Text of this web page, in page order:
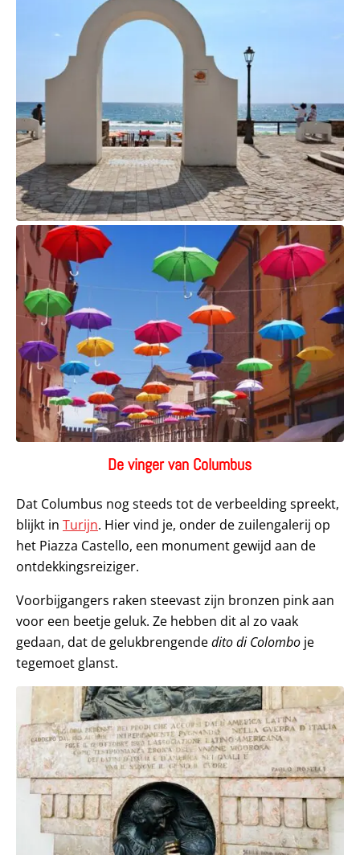
De vinger van Columbus
Dat Columbus nog steeds tot de verbeelding spreekt,
blijkt in Turijn. Hier vind je, onder de zuilengalerij op
het Piazza Castello, een monument gewijd aan de
ontdekkingsreiziger.
Voorbijgangers raken steevast zijn bronzen pink aan
voor een beetje geluk. Ze hebben dit al zo vaak
gedaan, dat de gelukbrengendedito di Colombo je
tegemoet glanst.